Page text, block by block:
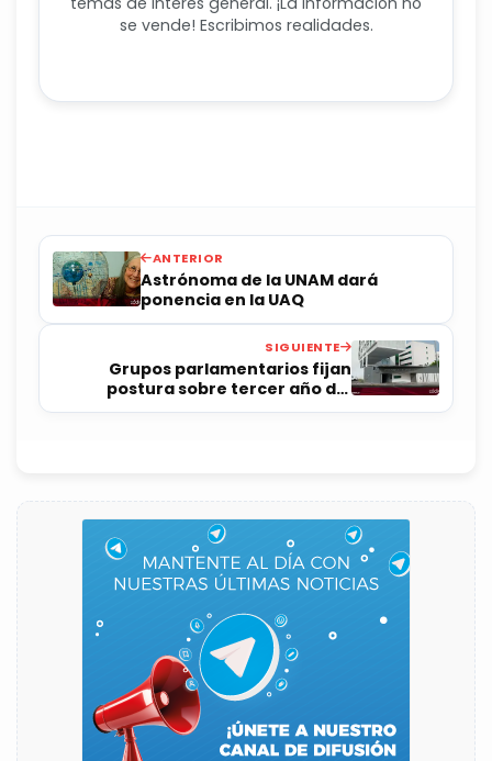
se vende! Escribimos realidades.
ANTERIOR
Astrónoma de la UNAM dará
ponencia en la UAQ
SIGUIENTE
Grupos parlamentarios fijan
postura sobre tercer año del
gobierno estatal